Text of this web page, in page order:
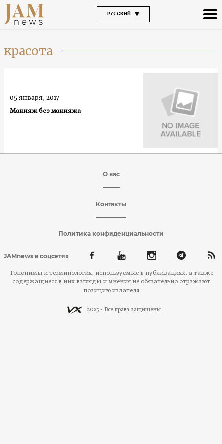
РУССКИЙ
красота
Макияж без макияжа
05 января, 2017
О нас
Контакты
Политика конфиденциальности
JAMnews в соцсетях
Топонимы и терминология, используемые в публикациях, а также
содержащиеся в них взгляды и мнения не обязательно отражают
позицию издателя
2025 - Все права защищены